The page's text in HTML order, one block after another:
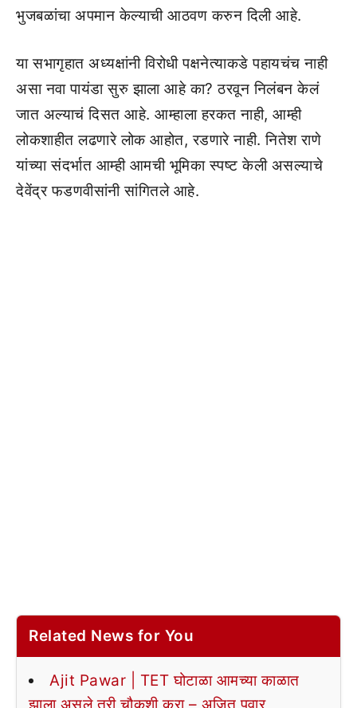
भुजबळांचा अपमान केल्याची आठवण करुन दिली आहे.
या सभागृहात अध्यक्षांनी विरोधी पक्षनेत्याकडे पहायचंच नाही
असा नवा पायंडा सुरु झाला आहे का? ठरवून निलंबन केलं
जात अल्याचं दिसत आहे. आम्हाला हरकत नाही, आम्ही
लोकशाहीत लढणारे लोक आहोत, रडणारे नाही. नितेश राणे
यांच्या संदर्भात आम्ही आमची भूमिका स्पष्ट केली असल्याचे
देवेंद्र फडणवीसांनी सांगितले आहे.
Related News for You
Ajit Pawar | TET घोटाळा आमच्या काळात
झाला असले तरी चौकशी करा – अजित पवार